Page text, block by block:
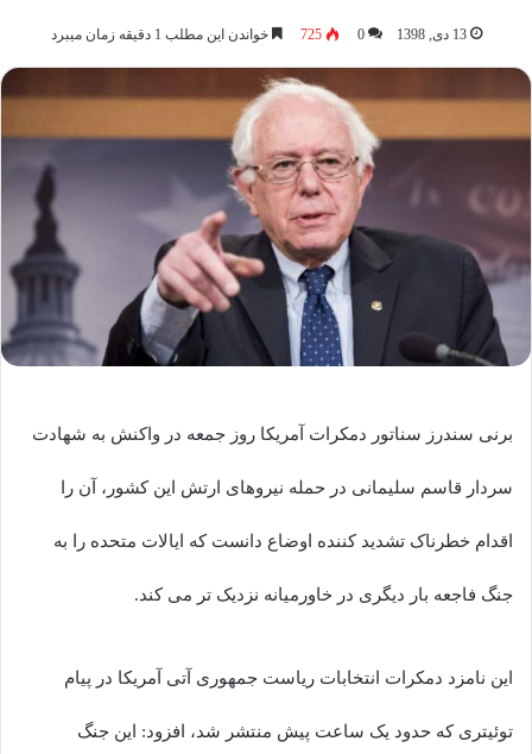
13 دی, 1398 0
725 خواندن این مطلب 1 دقیقه زمان میبرد
برنی سندرز سناتور دمکرات آمریکا روز جمعه در واکنش به شهادت
سردار قاسم سلیمانی در حمله نیروهای ارتش این کشور، آن را
اقدام خطرناک تشدید کننده اوضاع دانست که ایالات متحده را به
جنگ فاجعه بار دیگری در خاورمیانه نزدیک تر می کند.
این نامزد دمکرات انتخابات ریاست جمهوری آتی آمریکا در پیام
توئیتری که حدود یک ساعت پیش منتشر شد، افزود: این جنگ